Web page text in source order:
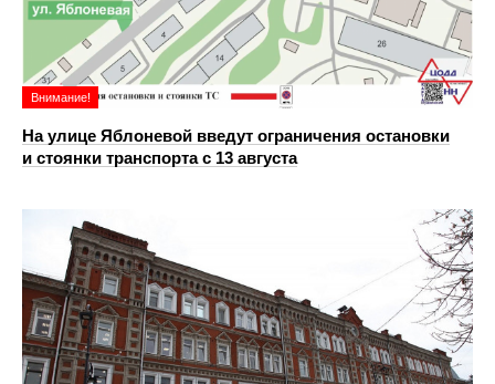
Внимание!
На улице Яблоневой введут ограничения остановки
и стоянки транспорта с 13 августа